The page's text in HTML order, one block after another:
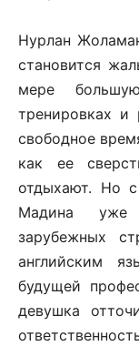
Нурлан
становится
мере
тренировках и
свободное
как ее
отдыхают. Но
Мадина уже
зарубежных
английским
будущей
девушка